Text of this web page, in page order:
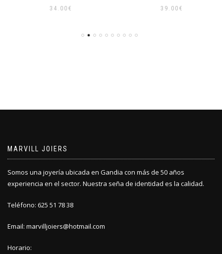
34.00€ 39.00€
MARVILL JOIERS
Somos una joyería ubicada en Gandia con más de 50 años
experiencia en el sector. Nuestra seña de identidad es la calidad.
Teléfono: 625 51 78 38
Email: marvilljoiers@hotmail.com
Horario: